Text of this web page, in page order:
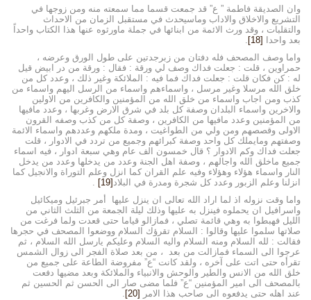
وان الصديقة فاطمة ” ع” قد جمعت قسما مما سمعته منه ومن زوجها في
التشريع والاخلاق والاداب وماسيحدث في مستقبل الزمان من الاحداث
والتقلبات ، وقد ورث الائمة من ابنائها في جملة ماورثوه عنها هذا الكتاب واحداً
بعد واحدا
[18]
.
واما وصف المصحف فله دفتان من زبرجدتين على طول الورق وعرضه ،
حمراوين ، قلت : جعلت فداك وصف لي ورقة : فقال : ورقة من در ابيض قيل
له : كن فكان قلت : جعلت فداك فما فيه : الملائكة وغير ذلك ، وعدد كل من
خلق الله مرسلا وغير مرسل ، واسماءهم واسماء من الرسل اليهم واسماء من
كذب ومن اجاب واسماء من خلق الله من المؤمنين والكافرين من الاولين
والاخرين واسماء البلدان وصفة كل بلد في شرق الارض وغربها ، وعدد مافيها
من المؤمنين وعدد مافيها من الكافرين ، وصفة كل من كذب وصفه القرون
الاولى وقصصهم ومن ولي من الطواغيت ، ومدة ملكهم وعددهم واسماء الائمة
وصفتهم ومايملك كل واحد وصفة كبرائهم وجميع من تردد في الادوار ، قلت
جعلت فداك وكم الادوار ؟ قال خمسون الف عام وهي سبعة ادوار ، فيه اسماء
جميع ماخلق الله واجالهم ، وصفة اهل الجنة وعدد من يدخلها وعدد من يدخل
النار واسماء هؤلاء وهؤلاء وفيه علم القران كما انزل وعلم التوراة والانجيل كما
انزلنا وعلم الزبور وعدد كل شجرة ومدرة في البلاد[19]
.
واما وقت نزوله اذ لما اراد الله تعالى ان ينزل عليها أمر جبرئيل وميكائيل
واسرافيل ان يحملوه فينزل به عليها وذلك ليلة الجمعة من الثلث الثاني من
الليل فهبطوا به وهي قائمة تصلي ، فمازالو قياما حتى قعدت ولما فرغت من
صلاتها سلموا عليها وقالوا : السلام تقرؤك السلام ووضعوا المصحف في حجرها
فقالت : لله السلام ومنه السلام واليه السلام وعليكم يارسل الله السلام ، ثم
عرجوا الى السماء فمازالت من بعد ، من بعد صلاة الفجر الى زوال الشمس
تقرأه حتى اتت على آخره ، ولقد كانت “ع” مفروضة الطاعة على جميع من
خلق الله من الانس والطير والوحش والانبياء والملائكة وبعد مضيها دفعت
بالمصحف الى امير المؤمنين “ع” فلما مضى صار الى الحسن ثم الحسين ثم
عند اهله حتى يدفعوه الى صاحب هذا الامر
[20]
.